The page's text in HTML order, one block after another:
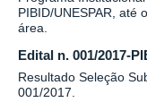
PIBID/UNESPAR, até
área.
Edital n. 001/2017-
Resultado Seleção
001/2017.